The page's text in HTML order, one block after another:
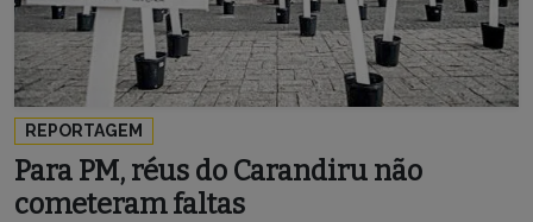
REPORTAGEM
Para PM, réus do Carandiru não
cometeram faltas